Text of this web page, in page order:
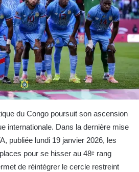
du Congo poursuit son ascension
internationale. Dans la dernière mise
publiée lundi 19 janvier 2026, les
pour se hisser au 48ᵉ rang
de réintégrer le cercle restreint